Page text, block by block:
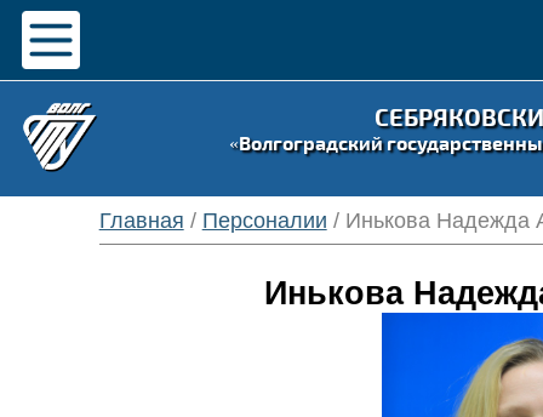
«Волгоградский
Главная / Персоналии / Инькова Надежда
Инькова